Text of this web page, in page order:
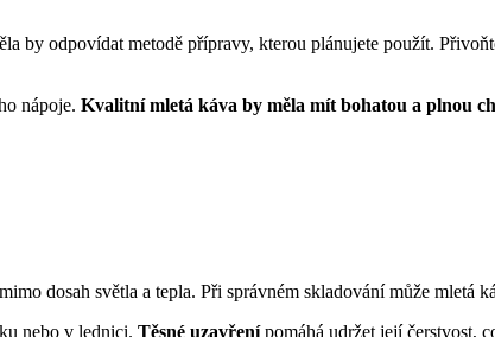
by odpovídat metodě přípravy, kterou plánujete použít.
nápoje. Kvalitní mletá káva by měla mít bohatou a plnou
mimo dosah světla a tepla. Při správném skladování může mletá
nebo v lednici. Těsné uzavřenípomáhá udržet její čerstvost,